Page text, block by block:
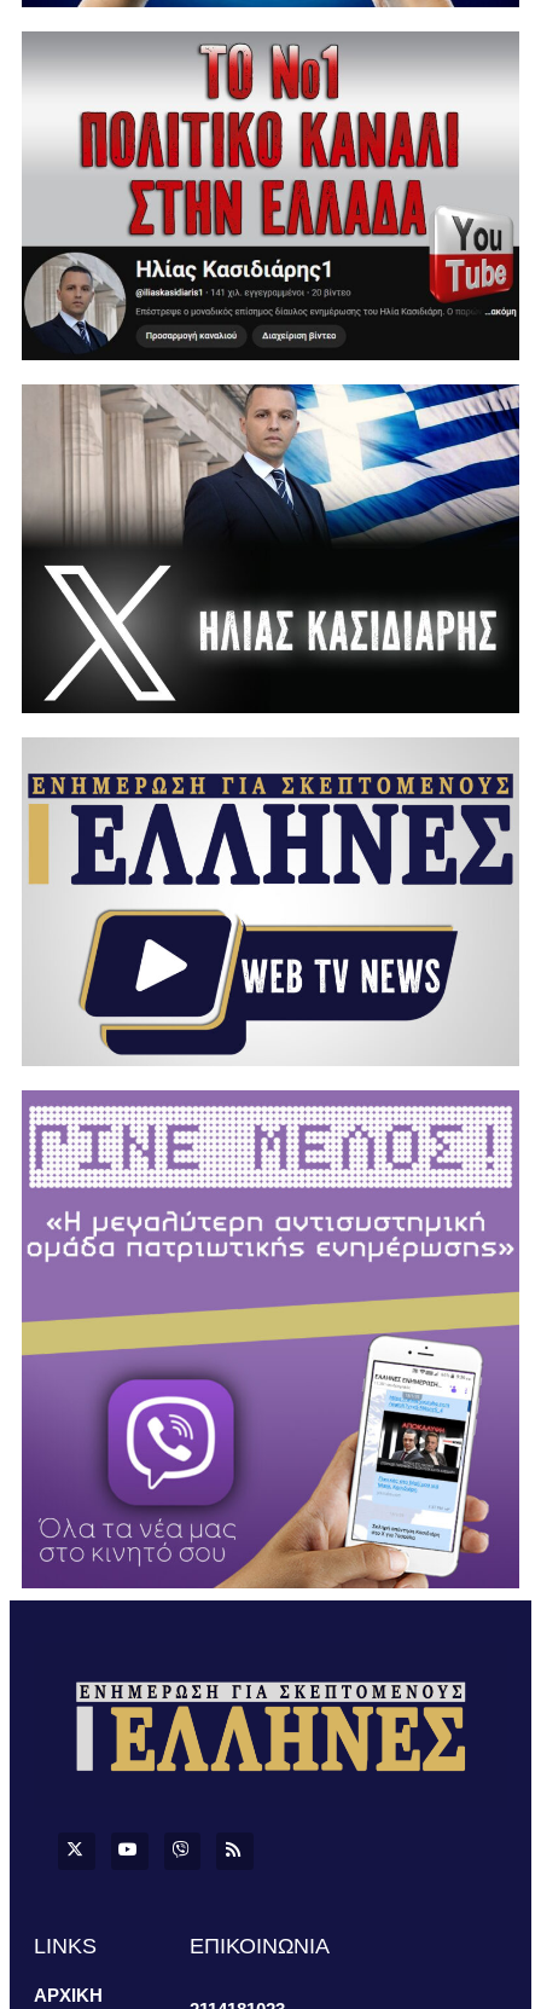
LINKS
ΑΡΧΙΚΗ
ΕΠΙΚΟΙΝΩΝΙΑ